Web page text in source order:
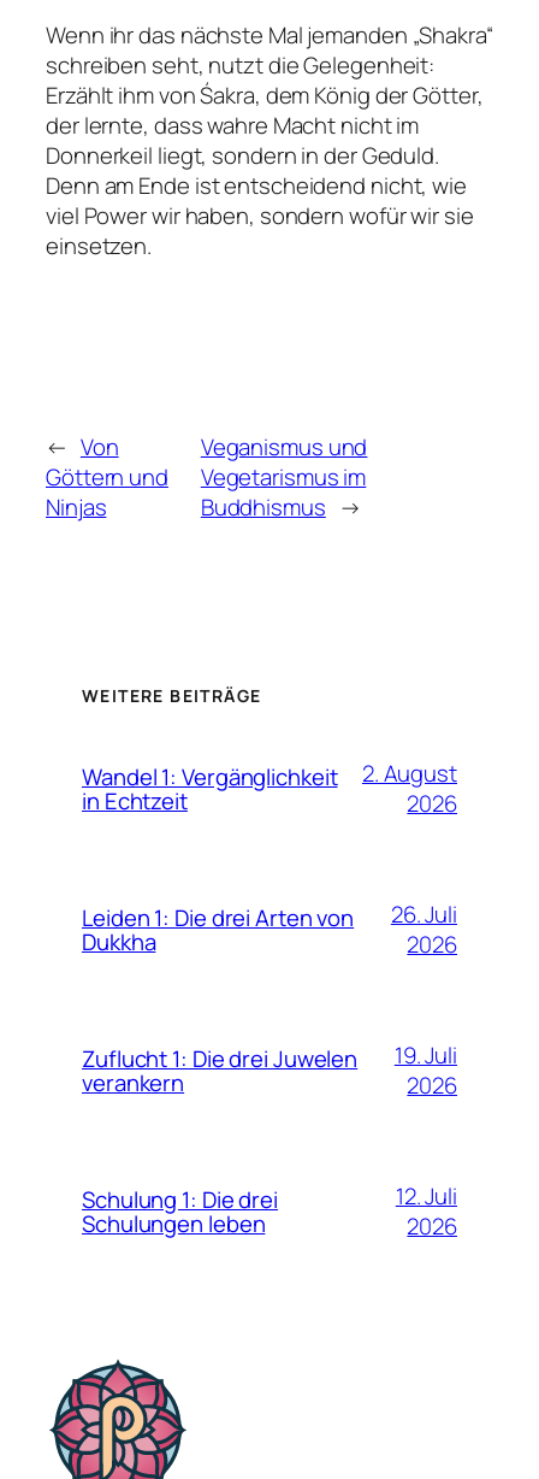
Wenn ihr das nächste Mal jemanden „Shakra“
schreiben seht, nutzt die Gelegenheit:
Erzählt ihm von Śakra, dem König der Götter,
der lernte, dass wahre Macht nicht im
Donnerkeil liegt, sondern in der Geduld.
Denn am Ende ist entscheidend nicht, wie
viel Power wir haben, sondern wofür wir sie
einsetzen.
← Von
Göttern und
Ninjas
Veganismus und
Vegetarismus im
Buddhismus →
WEITERE BEITRÄGE
Wandel 1: Vergänglichkeit
in Echtzeit
2. August
2026
Leiden 1: Die drei Arten von
Dukkha
26. Juli
2026
Zuflucht 1: Die drei Juwelen
verankern
19. Juli
2026
Schulung 1: Die drei
Schulungen leben
12. Juli
2026